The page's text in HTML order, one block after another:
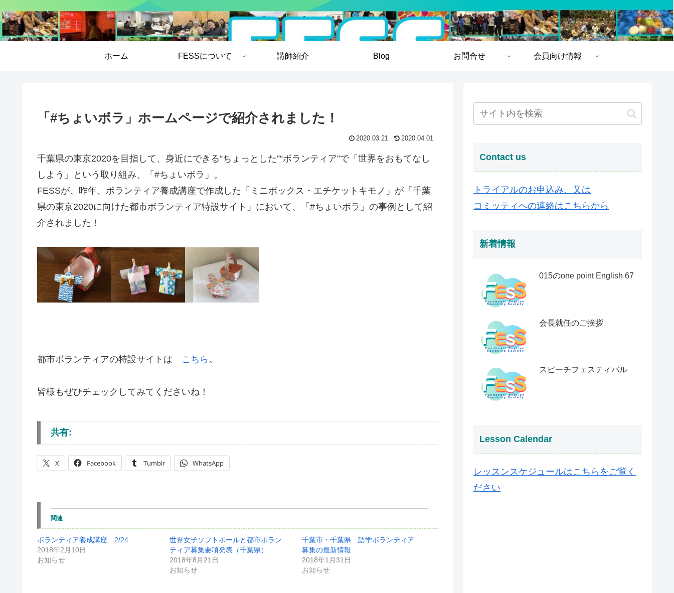
ホーム FESSについて 講師紹介 Blog お問合せ 会員向け情報
「#ちょいボラ」ホームページで紹介されました！
2020.03.21 2020.04.01
千葉県の東京2020を目指して、身近にできる“ちょっとした”“ボランティア”で「世界をおもてなし
しよう」という取り組み、「#ちょいボラ」。
FESSが、昨年、ボランティア養成講座で作成した「ミニボックス・エチケットキモノ」が「千葉
県の東京2020に向けた都市ボランティア特設サイト」において、「#ちょいボラ」の事例として紹
介されました！
都市ボランティアの特設サイトは こちら 。
皆様もぜひチェックしてみてくださいね！
共有:
X Facebook Tumblr WhatsApp
関連
ボランティア養成講座 2/24
2018年2月10日
お知らせ
世界女子ソフトボールと都市ボラン
ティア募集要項発表（千葉県）
2018年8月21日
お知らせ
千葉市・千葉県 語学ボランティア
募集の最新情報
2018年1月31日
お知らせ
Contact us
トライアルのお申込み、又は
コミッティへの連絡はこちらから
新着情報
015のone point English 67
会長就任のご挨拶
スピーチフェスティバル
Lesson Calendar
レッスンスケジュールはこちらをご覧く
ださい